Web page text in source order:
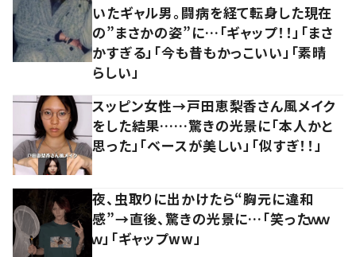
いたギャル男。闘病を経て転身した現在
の”まさかの姿”に…「ギャップ！！」「まさ
かすぎる」「今も昔もかっこいい」「素晴
らしい」
スッピン女性→戸田恵梨香さん風メイク
をした結果……驚きの光景に「本人かと
思った」「ベースが美しい」「似すぎ！！」
夜、虫取りに出かけたら“胸元に違和
感”→直後、驚きの光景に…「笑ったｗｗ
ｗ」「ギャップww」